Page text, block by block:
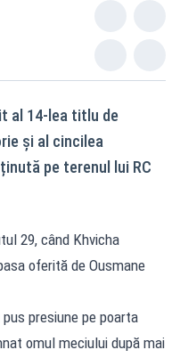
al 14-lea titlu de
și al cincilea
pe terenul lui RC
29, când Khvicha
oferită de Ousmane
presiune pe poarta
omul meciului după mai